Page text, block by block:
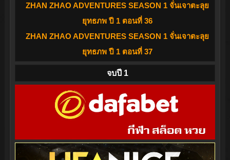
ZHAN ZHAO ADVENTURES SEASON 1 จั่นเจาตะลุย
ยุทธภพ ปี 1 ตอนที่ 36
ZHAN ZHAO ADVENTURES SEASON 1 จั่นเจาตะลุย
ยุทธภพ ปี 1 ตอนที่ 37
จบปี 1